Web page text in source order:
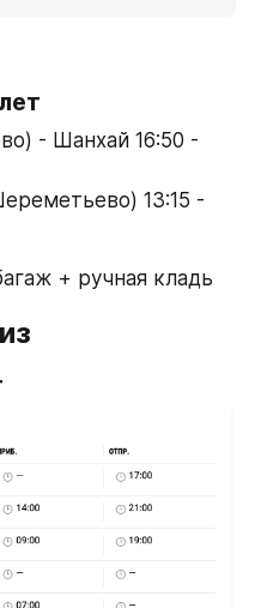
- Шанхай 16:50 -
13:15 -
+ ручная кладь